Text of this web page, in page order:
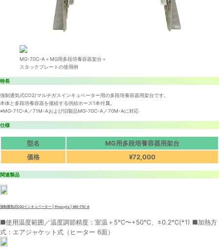
MG-70C-A＋MG用多段培養容器架台＋
スタックプレートの使用例
特長
強制通気式CO2/マルチガスインキュベーター用の多段培養容器用架台です。
本体と多段培養容器を接続する供給ホース1本付属。
※MG-71C-A／71M-Aおよび旧製品MG-70C-A／70M-Aに対応
仕様
型名
MG用多段培養容器用架台
価格
¥72,000
関連製品
強制通気式CO2インキュベーター | Prescyto | MG-71C-A
■使用温度範囲／温度調節精度：室温＋5℃〜+50℃、±0.2℃(*1) ■加熱方
式：エアジャケット式（ヒーター 6面）